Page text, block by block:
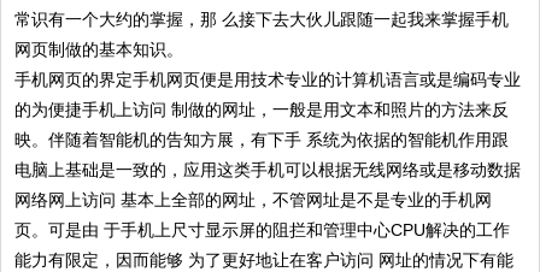
常识有一个大约的掌握，那 么接下去大伙儿跟随一起我来掌握手机
网页制做的基本知识。
手机网页的界定手机网页便是用技术专业的计算机语言或是编码专业
的为便捷手机上访问 制做的网址，一般是用文本和照片的方法来反
映。伴随着智能机的告知方展，有下手 系统为依据的智能机作用跟
电脑上基础是一致的，应用这类手机可以根据无线网络或是移动数据
网络网上访问 基本上全部的网址，不管网址是不是专业的手机网
页。可是由 于手机上尺寸显示屏的阻拦和管理中心CPU解决的工作
能力有限定，因而能够 为了更好地让在客户访问 网址的情况下有能